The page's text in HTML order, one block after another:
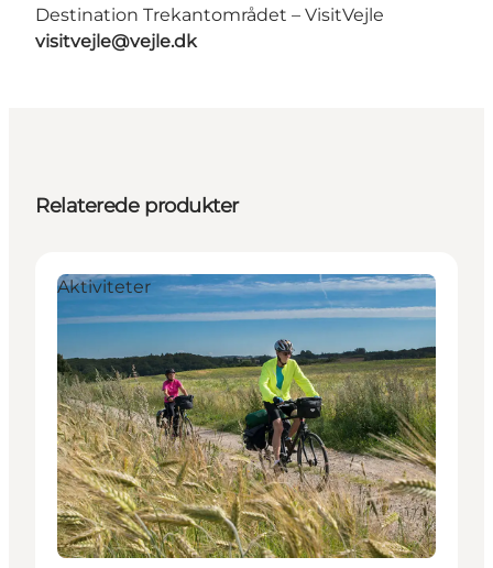
Destination Trekantområdet – VisitVejle
visitvejle@vejle.dk
Relaterede produkter
Aktiviteter